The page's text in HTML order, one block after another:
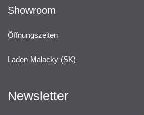
Showroom
Öffnungszeiten
Laden Malacky (SK)
Newsletter